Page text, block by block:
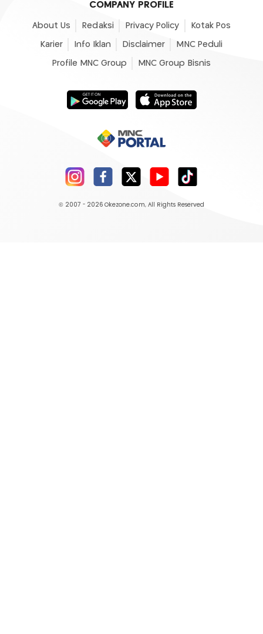
COMPANY PROFILE
About Us Redaksi Privacy Policy Kotak Pos
Karier Info Iklan Disclaimer MNC Peduli
Profile MNC Group MNC Group Bisnis
© 2007 - 2026 Okezone.com, All Rights Reserved